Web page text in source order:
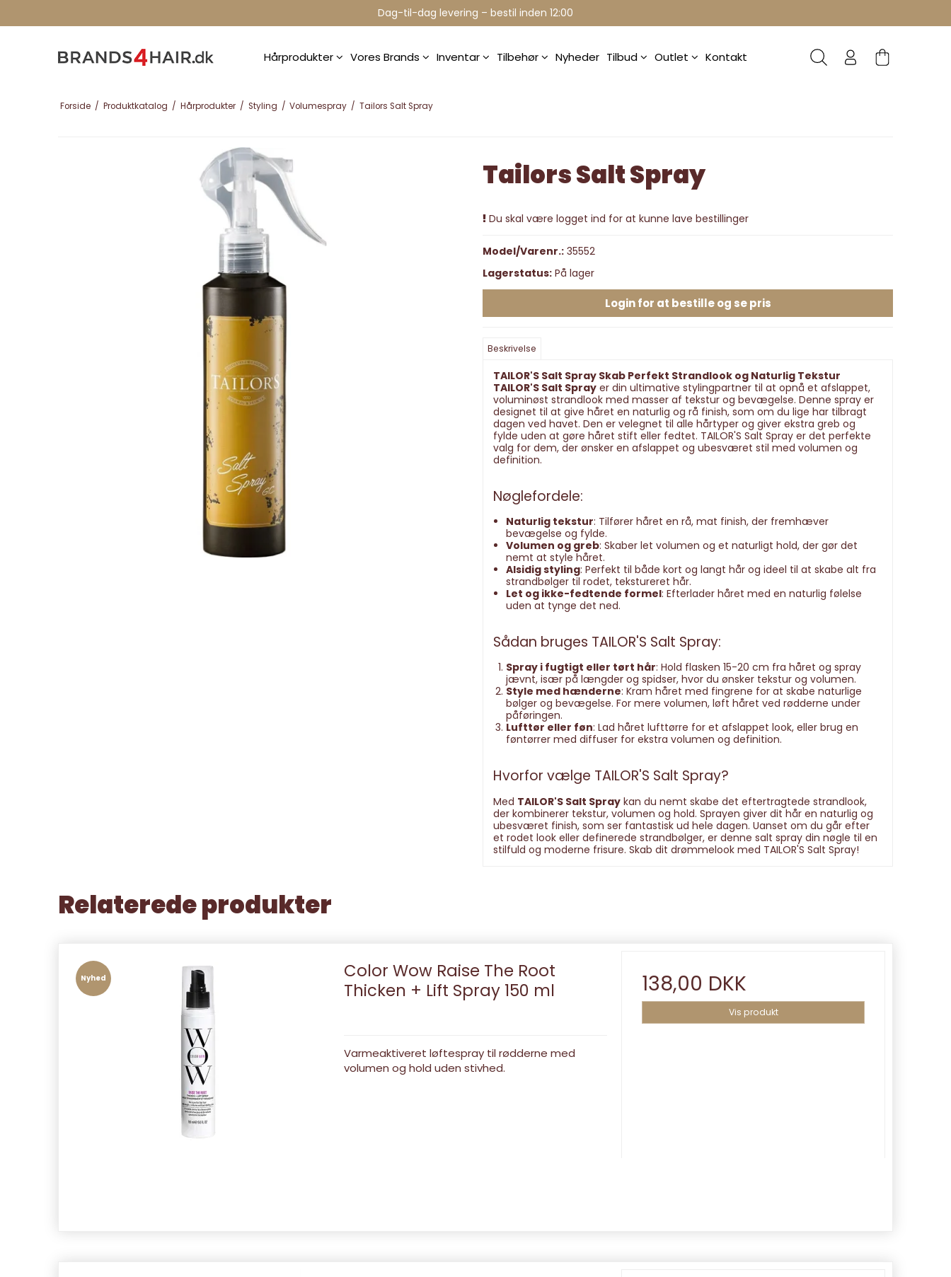
Dag-til-dag levering – bestil inden 12:00
Professionelle brands - over 15 års erfaring
Hårprodukter Vores Brands Inventar Tilbehør Nyheder Tilbud Outlet Kontakt
Forside / Produktkatalog / Hårprodukter / Styling / Volumespray / Tailors Salt Spray
Tailors Salt Spray
Du skal være logget ind for at kunne lave bestillinger
Model/Varenr.: 35552
Lagerstatus: På lager
Login for at bestille og se pris
Beskrivelse
TAILOR'S Salt Spray Skab Perfekt Strandlook og Naturlig Tekstur
TAILOR'S Salt Spray er din ultimative stylingpartner til at opnå et afslappet,
voluminøst strandlook med masser af tekstur og bevægelse. Denne spray er
designet til at give håret en naturlig og rå finish, som om du lige har tilbragt
dagen ved havet. Den er velegnet til alle hårtyper og giver ekstra greb og
fylde uden at gøre håret stift eller fedtet. TAILOR'S Salt Spray er det perfekte
valg for dem, der ønsker en afslappet og ubesværet stil med volumen og
definition.
Nøglefordele:
Naturlig tekstur: Tilfører håret en rå, mat finish, der fremhæver
bevægelse og fylde.
Volumen og greb: Skaber let volumen og et naturligt hold, der gør det
nemt at style håret.
Alsidig styling: Perfekt til både kort og langt hår og ideel til at skabe alt fra
strandbølger til rodet, tekstureret hår.
Let og ikke-fedtende formel: Efterlader håret med en naturlig følelse
uden at tynge det ned.
Sådan bruges TAILOR'S Salt Spray:
Spray i fugtigt eller tørt hår: Hold flasken 15-20 cm fra håret og spray
jævnt, især på længder og spidser, hvor du ønsker tekstur og volumen.
Style med hænderne: Kram håret med fingrene for at skabe naturlige
bølger og bevægelse. For mere volumen, løft håret ved rødderne under
påføringen.
Lufttør eller føn: Lad håret lufttørre for et afslappet look, eller brug en
føntørrer med diffuser for ekstra volumen og definition.
Hvorfor vælge TAILOR'S Salt Spray?
Med TAILOR'S Salt Spray kan du nemt skabe det eftertragtede strandlook,
der kombinerer tekstur, volumen og hold. Sprayen giver dit hår en naturlig og
ubesværet finish, som ser fantastisk ud hele dagen. Uanset om du går efter
et rodet look eller definerede strandbølger, er denne salt spray din nøgle til en
stilfuld og moderne frisure. Skab dit drømmelook med TAILOR'S Salt Spray!
Relaterede produkter
Nyhed
Color Wow Raise The Root
Thicken + Lift Spray 150 ml
Varmeaktiveret løftespray til rødderne med
volumen og hold uden stivhed.
138,00 DKK
Vis produkt